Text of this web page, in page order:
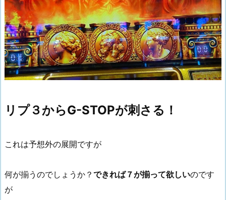
リプ３からG-STOPが刺さる！
これは予想外の展開ですが
何が揃うのでしょうか？ できれば７が揃って欲しいのです
が